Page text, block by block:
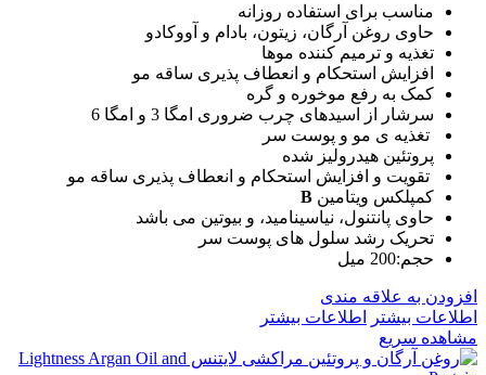
مناسب برای استفاده روزانه
حاوی روغن آرگان، زیتون، بادام و آووکادو
تغذیه و ترمیم کننده موها
افزایش استحکام و انعطاف پذیری ساقه مو
کمک به رفع موخوره و گره
سرشار از اسیدهای چرب ضروری امگا 3 و امگا 6
تغذیه ی مو و پوست سر
پروتئین هیدرولیز شده
تقویت و افزایش استحکام و انعطاف پذیری ساقه مو
کمپلکس ویتامین B
حاوی پانتنول، نیاسینامید، و بیوتین می باشد
تحریک رشد سلول های پوست سر
حجم:200 میل
افزودن به علاقه مندی
اطلاعات بیشتر
اطلاعات بیشتر
مشاهده سریع